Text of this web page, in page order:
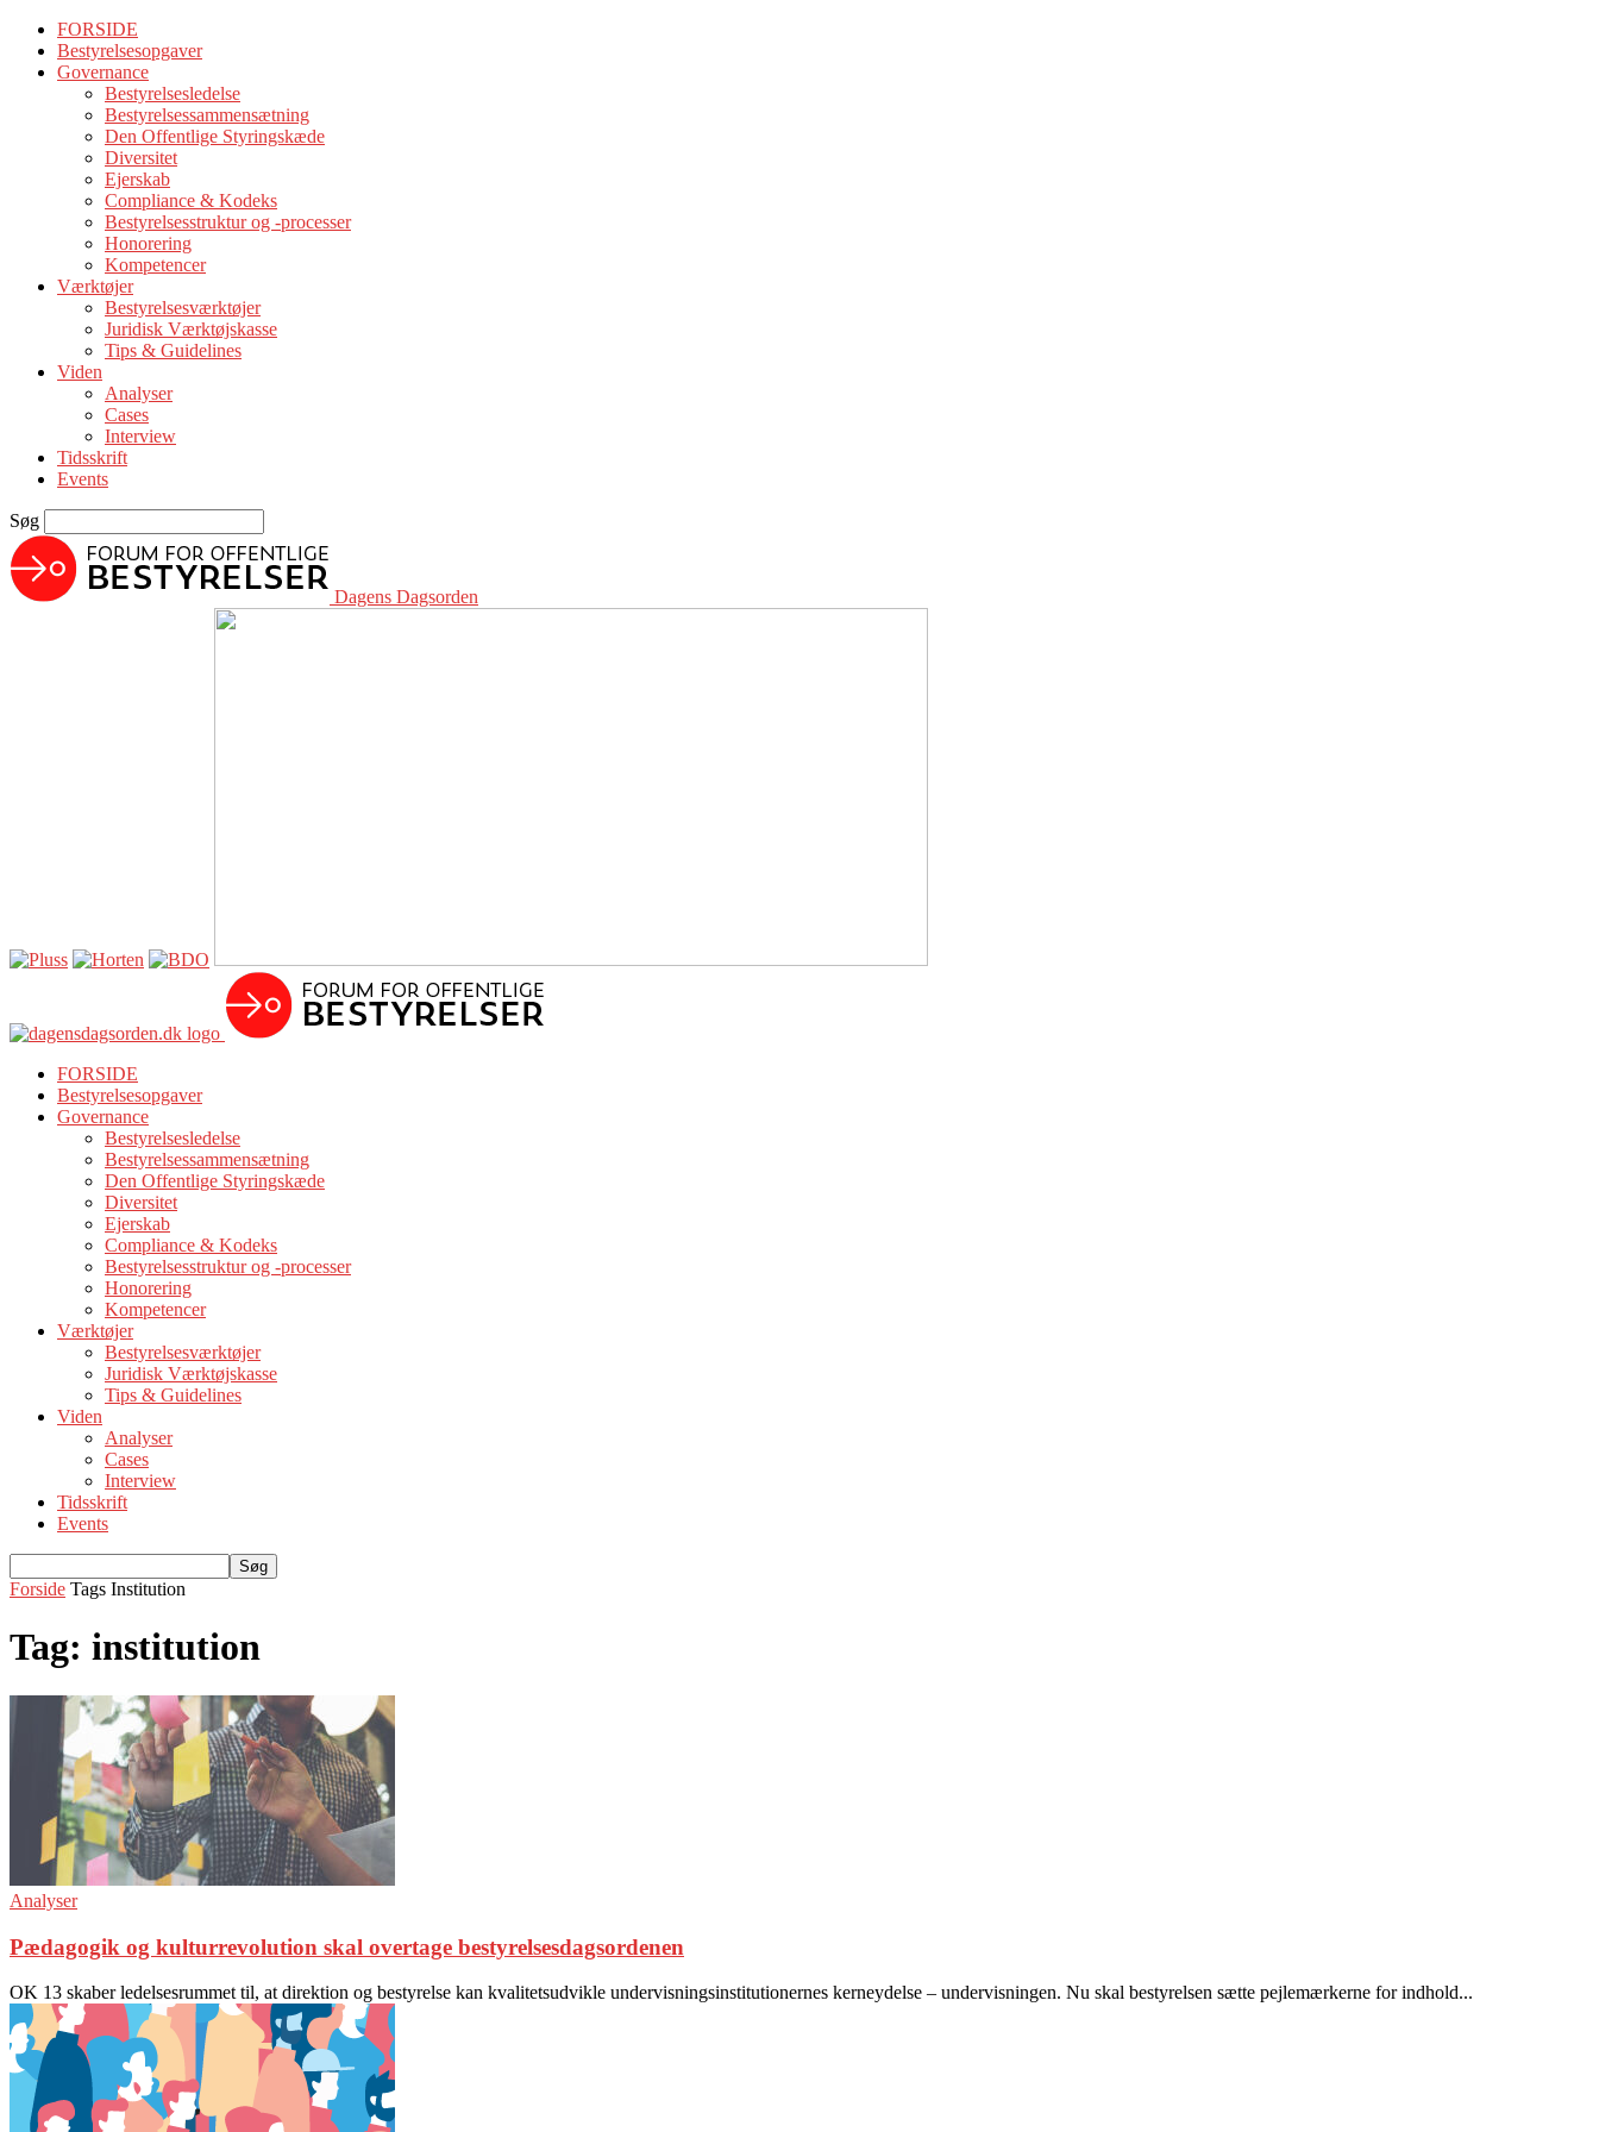
FORSIDE
Bestyrelsesopgaver
Governance
Bestyrelsesledelse
Bestyrelsessammensætning
Den Offentlige Styringskæde
Diversitet
Ejerskab
Compliance & Kodeks
Bestyrelsesstruktur og -processer
Honorering
Kompetencer
Værktøjer
Bestyrelsesværktøjer
Juridisk Værktøjskasse
Tips & Guidelines
Viden
Analyser
Cases
Interview
Tidsskrift
Events
Søg
Dagens Dagsorden
FORSIDE
Bestyrelsesopgaver
Governance
Bestyrelsesledelse
Bestyrelsessammensætning
Den Offentlige Styringskæde
Diversitet
Ejerskab
Compliance & Kodeks
Bestyrelsesstruktur og -processer
Honorering
Kompetencer
Værktøjer
Bestyrelsesværktøjer
Juridisk Værktøjskasse
Tips & Guidelines
Viden
Analyser
Cases
Interview
Tidsskrift
Events
Forside Tags Institution
Tag: institution
Analyser
Pædagogik og kulturrevolution skal overtage bestyrelsesdagsordenen
OK 13 skaber ledelsesrummet til, at direktion og bestyrelse kan kvalitetsudvikle undervisningsinstitutionernes kerneydelse – undervisningen. Nu skal bestyrelsen sætte pejlemærkerne for indhold...